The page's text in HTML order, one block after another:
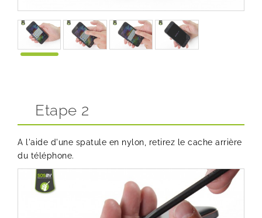
Etape 2
A l'aide d'une spatule en nylon, retirez le cache arrière
du téléphone.